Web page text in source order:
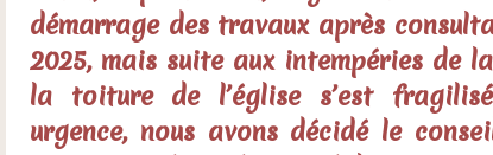
démarrage des travaux après
2025, mais suite aux intempéries de
la toiture de l’église s’est
urgence, nous avons décidé le